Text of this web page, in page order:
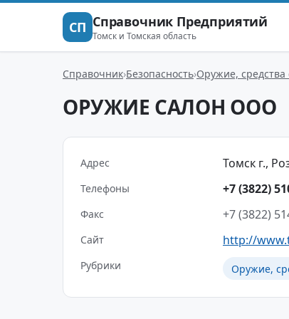
СП Справочник Предприятий
Томск и Томская область
Справочник Безопасность Оружие,
ОРУЖИЕ САЛОН ООО
Адрес Томск г.,
Телефоны +7 (3822)
Факс +7 (3822)
Сайт http://
Рубрики Оружие,